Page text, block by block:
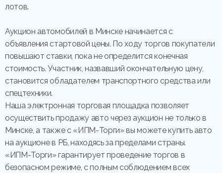
лотов.
Аукцион автомобилей в Минске начинается с
объявления стартовой цены. По ходу торгов покупатели
повышают ставки, пока не определится конечная
стоимость. Участник, назвавший окончательную цену,
становится обладателем транспортного средства или
спецтехники.
Наша электронная торговая площадка позволяет
осуществить продажу авто через аукцион не только в
Минске, а также с «ИПМ-Торги» вы можете купить авто
на аукционе в РБ, находясь за пределами страны.
«ИПМ-Торги» гарантирует проведение торгов в
безопасном режиме, с полным соблюдением всех